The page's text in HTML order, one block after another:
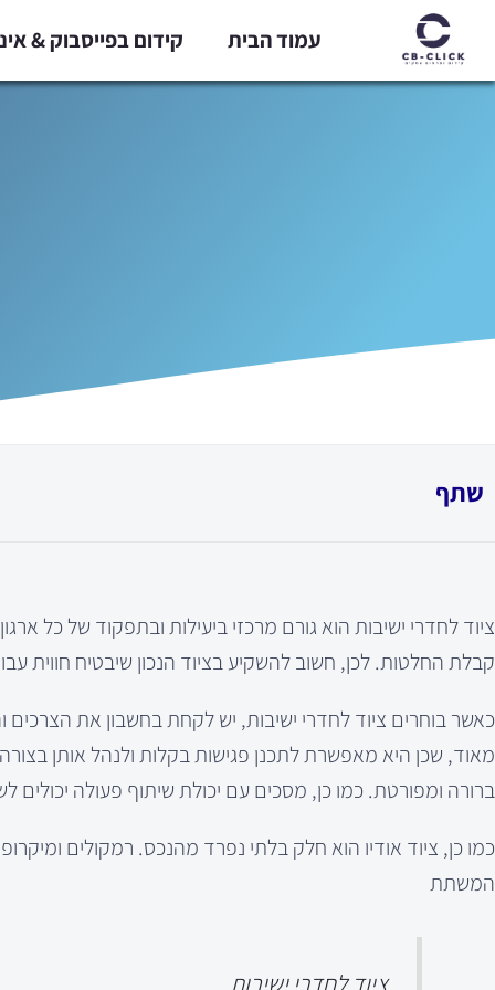
לתוכן
עמוד הבית קידום בפייסבוק &
שתף
ציוד לחדרי ישיבות הוא גורם מרכזי ביעילות ובתפקוד של כל
קבלת החלטות. לכן, חשוב להשקיע בציוד הנכון שיבטיח חווית
כאשר בוחרים ציוד לחדרי ישיבות, יש לקחת בחשבון את
מאוד, שכן היא מאפשרת לתכנן פגישות בקלות ולנהל אותן בצורה
ברורה ומפורטת. כמו כן, מסכים עם יכולת שיתוף פעולה יכולים
כמו כן, ציוד אודיו הוא חלק בלתי נפרד מהנכס. רמקולים
המשתת
ציוד לחדרי ישיבות